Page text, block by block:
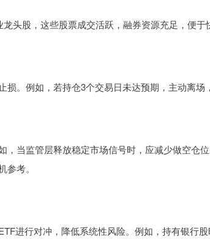
头股，这些股票成交活跃，融券资源充足，便于
损。例如，若持仓3个交易日未达预期，主动离场
，当监管层释放稳定市场信号时，应减少做空仓
考。
进行对冲，降低系统性风险。例如，持有银行